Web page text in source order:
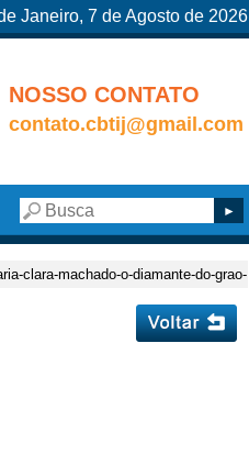
Janeiro, 7 de Agosto de 2026
NOSSO CONTATO
contato.cbtij@gmail.com
clara-machado-o-diamante-do-grao-